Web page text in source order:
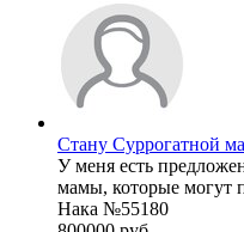
Стану Суррогатной
У меня есть
мамы, которые могут
Нака №55180